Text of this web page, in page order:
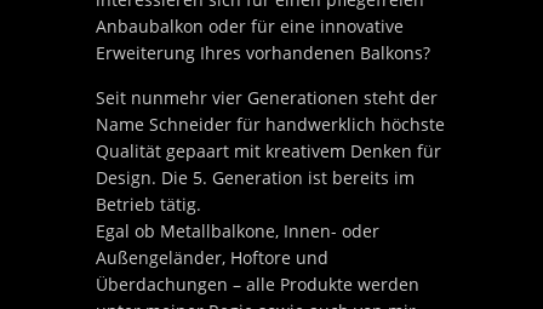
Anbaubalkon oder für eine innovative
Erweiterung Ihres vorhandenen Balkons?
Seit nunmehr vier Generationen steht der
Name Schneider für handwerklich höchste
Qualität gepaart mit kreativem Denken für
Design. Die 5. Generation ist bereits im
Betrieb tätig.
Egal ob Metallbalkone, Innen- oder
Außengeländer, Hoftore und
Überdachungen – alle Produkte werden